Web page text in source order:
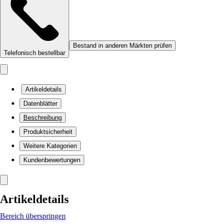
Telefonisch bestellbar
Bestand in anderen Märkten prüfen
Artikeldetails
Datenblätter
Beschreibung
Produktsicherheit
Weitere Kategorien
Kundenbewertungen
Artikeldetails
Bereich überspringen